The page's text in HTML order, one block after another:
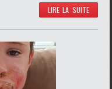
LIRE LA SUITE